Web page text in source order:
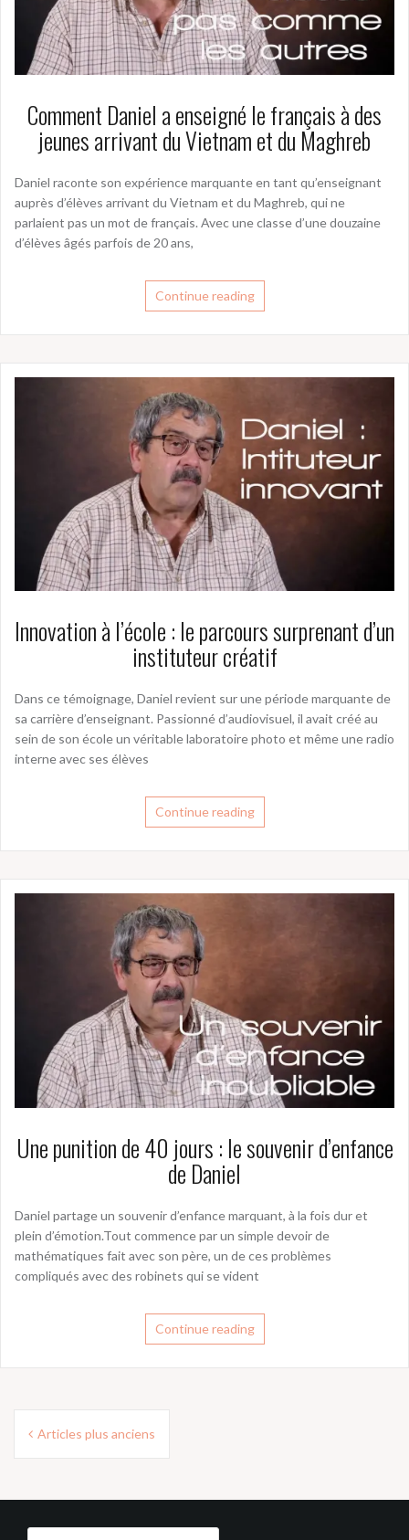
Comment Daniel a enseigné le français à des
jeunes arrivant du Vietnam et du Maghreb
Daniel raconte son expérience marquante en tant qu’enseignant
auprès d’élèves arrivant du Vietnam et du Maghreb, qui ne
parlaient pas un mot de français. Avec une classe d’une douzaine
d’élèves âgés parfois de 20 ans,
Continue reading
Innovation à l’école : le parcours surprenant d’un
instituteur créatif
Dans ce témoignage, Daniel revient sur une période marquante de
sa carrière d’enseignant. Passionné d’audiovisuel, il avait créé au
sein de son école un véritable laboratoire photo et même une radio
interne avec ses élèves
Continue reading
Une punition de 40 jours : le souvenir d’enfance
de Daniel
Daniel partage un souvenir d’enfance marquant, à la fois dur et
plein d’émotion.Tout commence par un simple devoir de
mathématiques fait avec son père, un de ces problèmes
compliqués avec des robinets qui se vident
Continue reading
Navigation
Articles plus anciens